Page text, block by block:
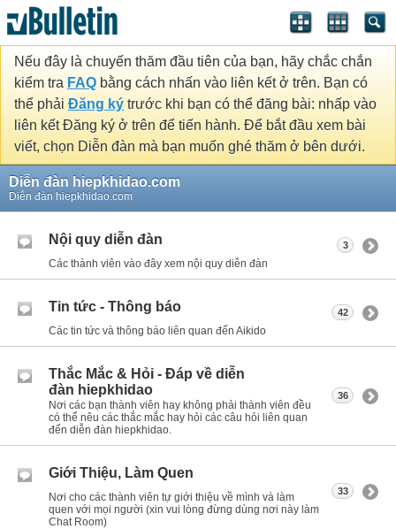
Nếu đây là chuyến thăm đầu tiên của bạn, hãy chắc chắn
kiểm tra FAQ bằng cách nhấn vào liên kết ở trên. Bạn có
thể phải Đăng ký trước khi bạn có thể đăng bài: nhấp vào
liên kết Đăng ký ở trên để tiến hành. Để bắt đầu xem bài
viết, chọn Diễn đàn mà bạn muốn ghé thăm ở bên dưới.
Diễn đàn hiepkhidao.com
Diễn đàn hiepkhidao.com
Nội quy diễn đàn
Các thành viên vào đây xem nội quy diễn đàn
3
Tin tức - Thông báo
Các tin tức và thông báo liên quan đến Aikido
42
Thắc Mắc & Hỏi - Đáp về diễn
đàn hiepkhidao
Nơi các bạn thành viên hay không phải thành viên đều
có thể nêu các thắc mắc hay hỏi các câu hỏi liên quan
đến diễn đàn hiepkhidao.
36
Giới Thiệu, Làm Quen
Nơi cho các thành viên tự giới thiệu về mình và làm
quen với mọi người (xin vui lòng đừng dùng nơi này làm
Chat Room)
33